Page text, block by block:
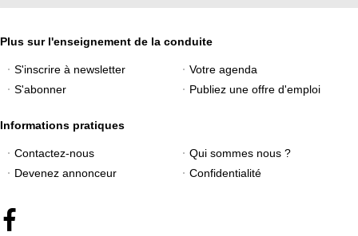
Plus sur l'enseignement de la conduite
S'inscrire à newsletter
Votre agenda
S'abonner
Publiez une offre d'emploi
Informations pratiques
Contactez-nous
Qui sommes nous ?
Devenez annonceur
Confidentialité